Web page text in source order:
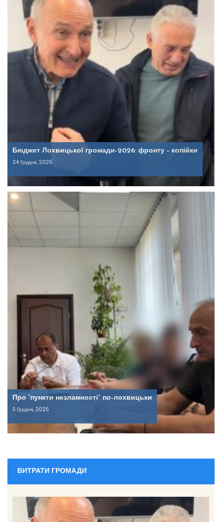
Бюджет Лохвицької громади-2026: фронту – копійки
24 Грудня, 2025
Про “пункти незламності” по-лохвицьки
3 Грудня, 2025
ВИТРАТИ ГРОМАДИ